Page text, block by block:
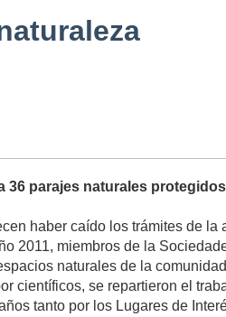
36 parajes naturales protegidos
haber caído los trámites de
2011, miembros de la
naturales de la
científicos, se repartieron el
tanto por los Lugares de